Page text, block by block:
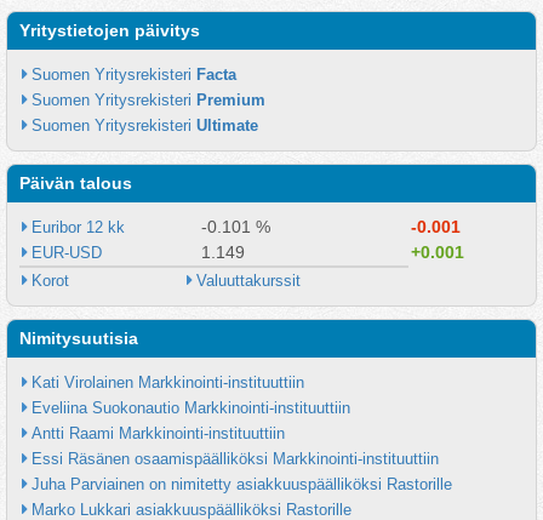
Yritystietojen päivitys
Suomen Yritysrekisteri Facta
Suomen Yritysrekisteri Premium
Suomen Yritysrekisteri Ultimate
Päivän talous
Euribor 12 kk -0.101 % -0.001
EUR-USD 1.149 +0.001
Korot Valuuttakurssit
Nimitysuutisia
Kati Virolainen Markkinointi-instituuttiin
Eveliina Suokonautio Markkinointi-instituuttiin
Antti Raami Markkinointi-instituuttiin
Essi Räsänen osaamispäälliköksi Markkinointi-instituuttiin
Juha Parviainen on nimitetty asiakkuuspäälliköksi Rastorille
Marko Lukkari asiakkuuspäälliköksi Rastorille